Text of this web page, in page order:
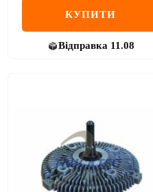
КУПИТИ
Відправка 11.08